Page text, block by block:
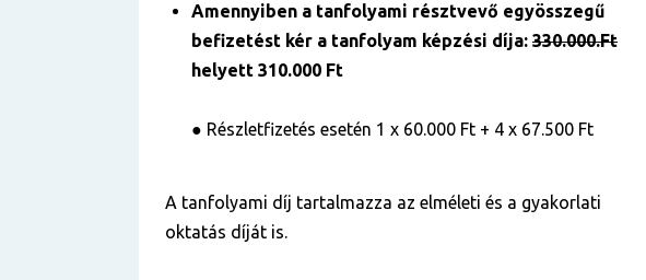
Amennyiben a tanfolyami résztvevő egyösszegű
befizetést kér a tanfolyam képzési díja: 330.000.Ft
helyett 310.000 Ft
● Részletfizetés esetén 1 x 60.000 Ft + 4 x 67.500 Ft
A tanfolyami díj tartalmazza az elméleti és a gyakorlati
oktatás díját is.